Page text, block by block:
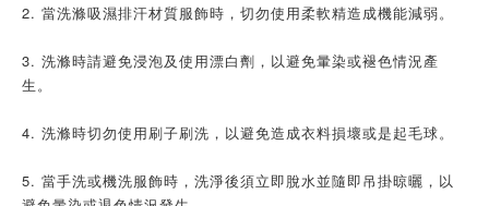
2. 當洗滌吸濕排汗材質服飾時，切勿使用柔軟精造成機能減弱。
3. 洗滌時請避免浸泡及使用漂白劑，以避免暈染或褪色情況產
生。
4. 洗滌時切勿使用刷子刷洗，以避免造成衣料損壞或是起毛球。
5. 當手洗或機洗服飾時，洗淨後須立即脫水並隨即吊掛晾曬，以